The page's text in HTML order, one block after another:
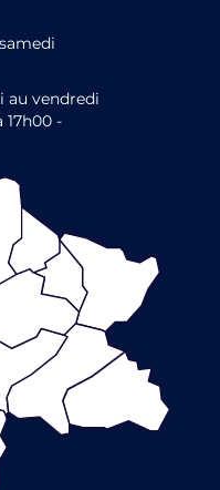
au vendredi
17h00 -